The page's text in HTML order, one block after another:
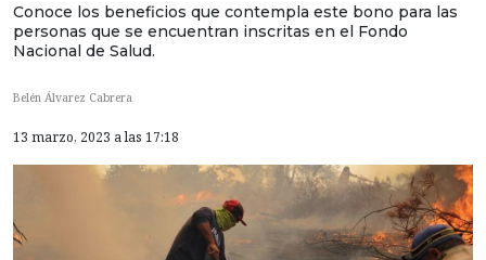
Conoce los beneficios que contempla este bono para las
personas que se encuentran inscritas en el Fondo
Nacional de Salud.
Belén Álvarez Cabrera
13 marzo, 2023 a las 17:18